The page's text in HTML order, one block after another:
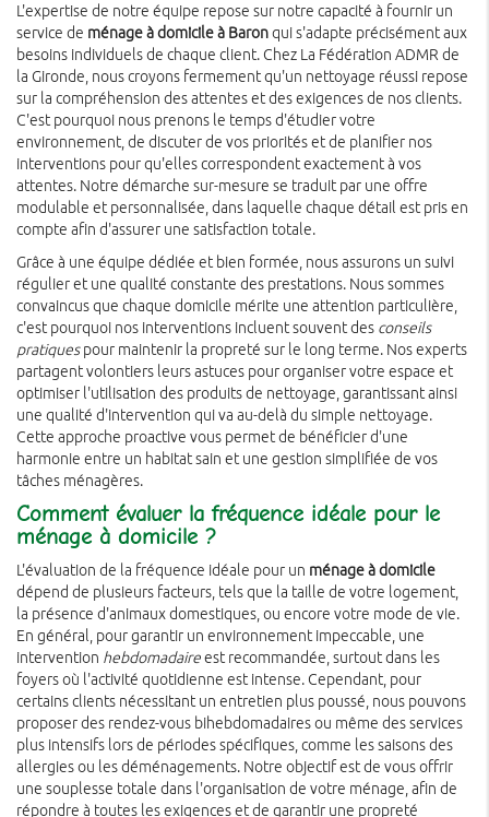
L'expertise de notre équipe repose sur notre capacité à fournir un
service de ménage à domicile à Baronqui s'adapte précisément aux
besoins individuels de chaque client. Chez La Fédération ADMR de
la Gironde, nous croyons fermement qu'un nettoyage réussi repose
sur la compréhension des attentes et des exigences de nos clients.
C'est pourquoi nous prenons le temps d'étudier votre
environnement, de discuter de vos priorités et de planifier nos
interventions pour qu'elles correspondent exactement à vos
attentes. Notre démarche sur-mesure se traduit par une offre
modulable et personnalisée, dans laquelle chaque détail est pris en
compte afin d'assurer une satisfaction totale.
Grâce à une équipe dédiée et bien formée, nous assurons un suivi
régulier et une qualité constante des prestations. Nous sommes
convaincus que chaque domicile mérite une attention particulière,
c'est pourquoi nos interventions incluent souvent des conseils
pratiquespour maintenir la propreté sur le long terme. Nos experts
partagent volontiers leurs astuces pour organiser votre espace et
optimiser l'utilisation des produits de nettoyage, garantissant ainsi
une qualité d'intervention qui va au-delà du simple nettoyage.
Cette approche proactive vous permet de bénéficier d'une
harmonie entre un habitat sain et une gestion simplifiée de vos
tâches ménagères.
Comment évaluer la fréquence idéale pour le
ménage à domicile ?
L'évaluation de la fréquence idéale pour un ménage à domicile
dépend de plusieurs facteurs, tels que la taille de votre logement,
la présence d'animaux domestiques, ou encore votre mode de vie.
En général, pour garantir un environnement impeccable, une
intervention hebdomadaireest recommandée, surtout dans les
foyers où l'activité quotidienne est intense. Cependant, pour
certains clients nécessitant un entretien plus poussé, nous pouvons
proposer des rendez-vous bihebdomadaires ou même des services
plus intensifs lors de périodes spécifiques, comme les saisons des
allergies ou les déménagements. Notre objectif est de vous offrir
une souplesse totale dans l'organisation de votre ménage, afin de
répondre à toutes les exigences et de garantir une propreté